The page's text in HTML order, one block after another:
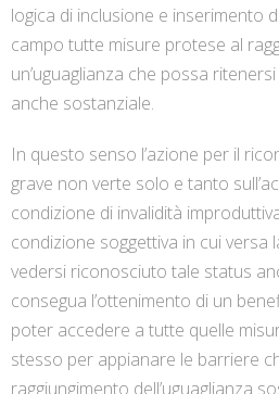
logica di inclusione e inserimento
campo tutte misure protese al
un’uguaglianza che possa
anche sostanziale.
In questo senso l’azione per il
grave non verte solo e tanto
condizione di invalidità
condizione soggettiva in cui versa
vedersi riconosciuto tale status
consegua l’ottenimento di un
poter accedere a tutte quelle
stesso per appianare le barriere
raggiungimento dell’uguaglianza